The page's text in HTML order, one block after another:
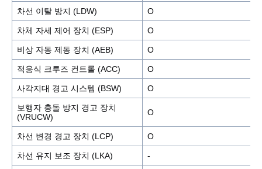
서스펜션 후륜 에어 스프링
조향시스템 전자식 스티어링 시스템
연료탱크 (L) 395
SCR탱크 (dm3) 80
캡 색상 아틱 화이트
차선 이탈 방지 (LDW) Ο
차체 자세 제어 장치 (ESP) Ο
비상 자동 제동 장치 (AEB) Ο
적응식 크루즈 컨트롤 (ACC) Ο
사각지대 경고 시스템 (BSW) Ο
보행자 충돌 방지 경고 장치
(VRUCW)
Ο
차선 변경 경고 장치 (LCP) Ο
차선 유지 보조 장치 (LKA) -